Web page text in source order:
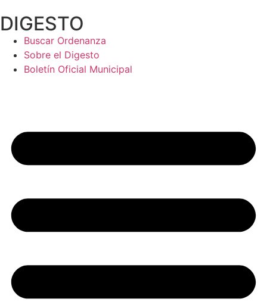
al
contenido
DIGESTO
Buscar Ordenanza
Sobre el Digesto
Boletín Oficial Municipal